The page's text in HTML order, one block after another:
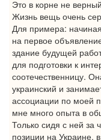
Это в корне не
Жизнь вещь очень
Для примера:
на первое
здание будущей
для подготовки к
соотечественницу.
украинский и
ассоциации по моей
мне много опыта в
Только сидя с ней за
позиции на Украине,